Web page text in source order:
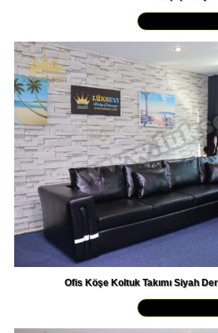
Ofis Köşe Koltuk Takımı Siyah